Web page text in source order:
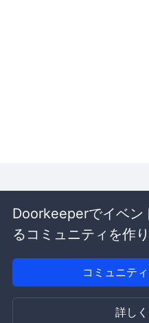
Doorkeeperでイベン
るコミュニティを作
コミュニテ
詳し